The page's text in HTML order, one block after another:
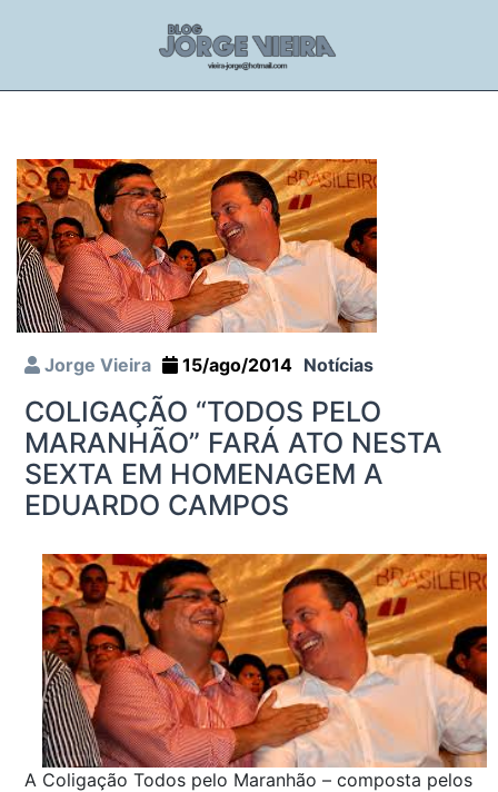
Jorge Vieira 15/ago/2014 Notícias
COLIGAÇÃO “TODOS PELO
MARANHÃO” FARÁ ATO NESTA
SEXTA EM HOMENAGEM A
EDUARDO CAMPOS
A Coligação Todos pelo Maranhão – composta pelos